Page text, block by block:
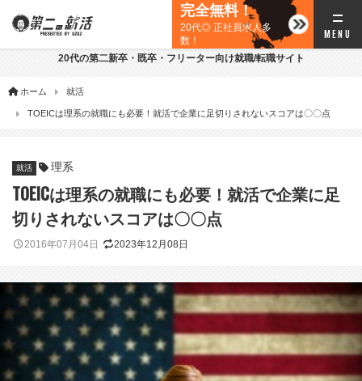
完全無料！
20代◎ 正社員求人多
数！
20代の第二新卒・既卒・フリーター向け就職/転職サイト
ホーム 就活
TOEICは理系の就職にも必要！就活で企業に足切りされないスコアは〇〇点
就活 理系
TOEICは理系の就職にも必要！就活で企業に足
切りされないスコアは〇〇点
2016年07月04日 2023年12月08日